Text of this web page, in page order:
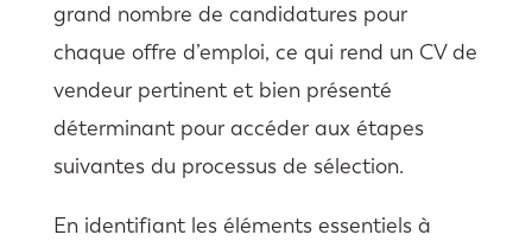
grand nombre de candidatures pour
chaque offre d’emploi, ce qui rend un CV de
vendeur pertinent et bien présenté
déterminant pour accéder aux étapes
suivantes du processus de sélection.
En identifiant les éléments essentiels à